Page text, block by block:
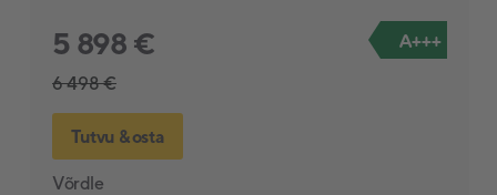
5 898 €
6 498 €
A+++
Tutvu & osta
Võrdle